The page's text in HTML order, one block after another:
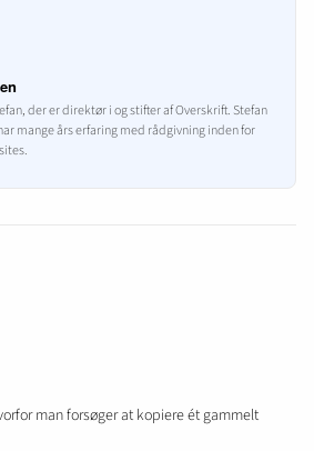
der er direktør i og stifter af Overskrift. Stefan
mange års erfaring med rådgivning inden for
man forsøger at kopiere ét gammelt